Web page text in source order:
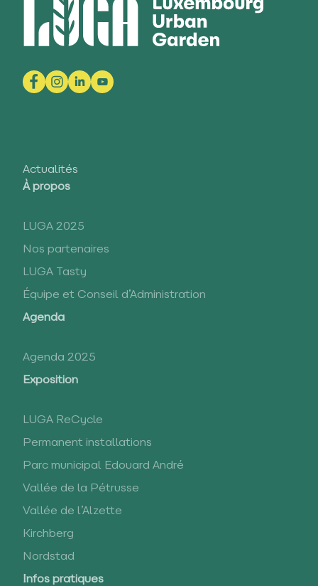
Actualités
À propos
LUGA 2025
Nos partenaires
LUGA Tasty
Équipe et Conseil d’Administration
Agenda
Agenda 2025
Exposition
LUGA ReCycle
Permanent installations
Parc municipal Edouard André
Vallée de la Pétrusse
Vallée de l’Alzette
Kirchberg
Nordstad
Infos pratiques